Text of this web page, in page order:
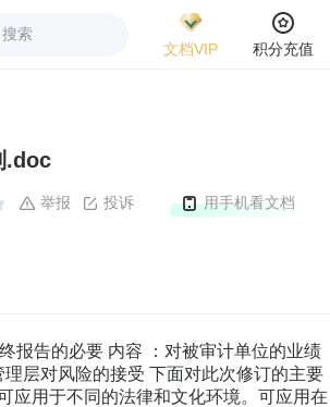
搜索
文档VIP
积分充值
.doc
投诉
举报 用手机看文档
报告的必要 内容 ：对被审计单位的业绩
层对风险的接受 下面对此次修订的主要
应用于不同的法律和文化环境。可应用在